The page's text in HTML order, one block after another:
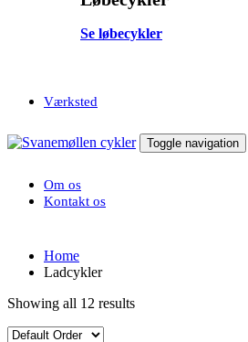
Se løbecykler
Værksted
Toggle navigation
Om os
Kontakt os
Home
Ladcykler
Showing all 12 results